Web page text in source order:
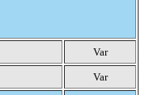
Var
Var